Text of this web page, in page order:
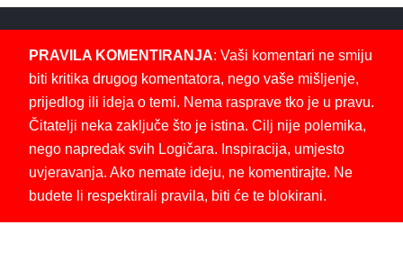
PRAVILA KOMENTIRANJA: Vaši komentari ne smiju
biti kritika drugog komentatora, nego vaše mišljenje,
prijedlog ili ideja o temi. Nema rasprave tko je u pravu.
Čitatelji neka zaključe što je istina. Cilj nije polemika,
nego napredak svih Logičara. Inspiracija, umjesto
uvjeravanja. Ako nemate ideju, ne komentirajte. Ne
budete li respektirali pravila, biti će te blokirani.